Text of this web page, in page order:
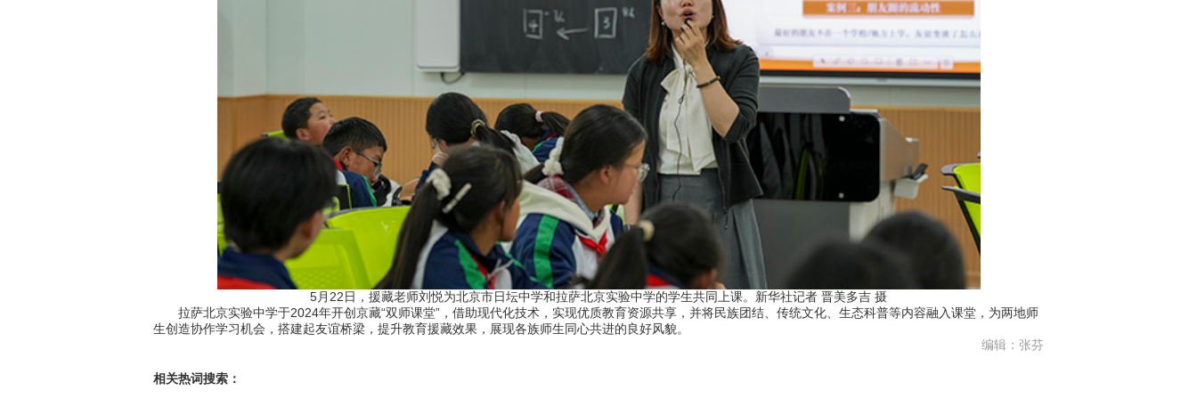
5月22日，援藏老师刘悦为北京市日坛中学和拉萨北京实验中学的学生共同上课。新华社记者 晋美多吉 摄
拉萨北京实验中学于2024年开创京藏“双师课堂”，借助现代化技术，实现优质教育资源共享，并将民族团结、传统文化、生态科普等内容融入课堂，为两地师
生创造协作学习机会，搭建起友谊桥梁，提升教育援藏效果，展现各族师生同心共进的良好风貌。
编辑：张芬
相关热词搜索：